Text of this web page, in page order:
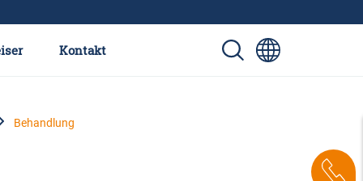
Kontakt
Behandlung